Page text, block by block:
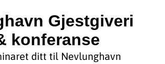
Gjestgiveri
konferanse
ditt til Nevlunghavn